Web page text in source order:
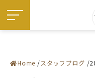
施設紹介
Home スタッフブログ